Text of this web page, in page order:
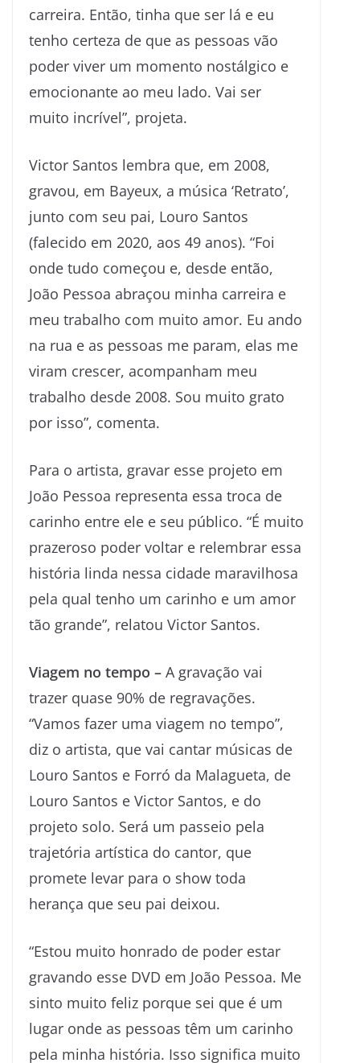
carreira. Então, tinha que ser lá e eu
tenho certeza de que as pessoas vão
poder viver um momento nostálgico e
emocionante ao meu lado. Vai ser
muito incrível”, projeta.
Victor Santos lembra que, em 2008,
gravou, em Bayeux, a música ‘Retrato’,
junto com seu pai, Louro Santos
(falecido em 2020, aos 49 anos). “Foi
onde tudo começou e, desde então,
João Pessoa abraçou minha carreira e
meu trabalho com muito amor. Eu ando
na rua e as pessoas me param, elas me
viram crescer, acompanham meu
trabalho desde 2008. Sou muito grato
por isso”, comenta.
Para o artista, gravar esse projeto em
João Pessoa representa essa troca de
carinho entre ele e seu público. “É muito
prazeroso poder voltar e relembrar essa
história linda nessa cidade maravilhosa
pela qual tenho um carinho e um amor
tão grande”, relatou Victor Santos.
Viagem no tempo – A gravação vai
trazer quase 90% de regravações.
“Vamos fazer uma viagem no tempo”,
diz o artista, que vai cantar músicas de
Louro Santos e Forró da Malagueta, de
Louro Santos e Victor Santos, e do
projeto solo. Será um passeio pela
trajetória artística do cantor, que
promete levar para o show toda
herança que seu pai deixou.
“Estou muito honrado de poder estar
gravando esse DVD em João Pessoa. Me
sinto muito feliz porque sei que é um
lugar onde as pessoas têm um carinho
pela minha história. Isso significa muito